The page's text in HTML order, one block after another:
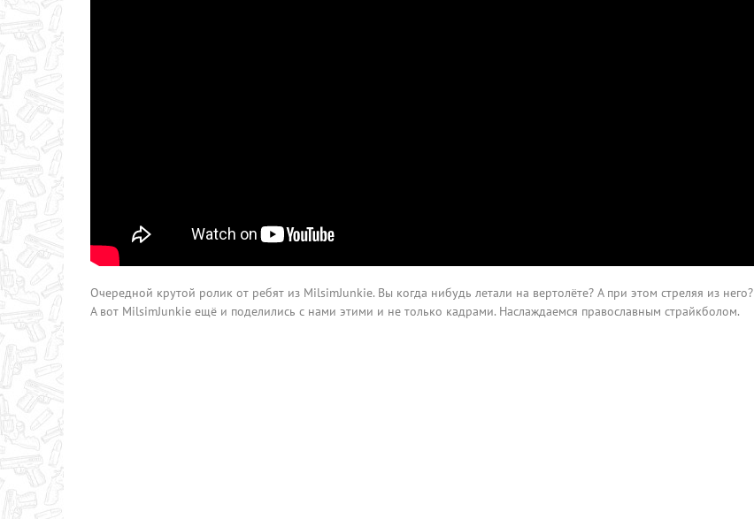
Очередной крутой ролик от ребят из MilsimJunkie. Вы когда нибудь летали на вертолёте? А при этом стреляя из него?
А вот MilsimJunkie ещё и поделились с нами этими и не только кадрами. Наслаждаемся православным страйкболом.